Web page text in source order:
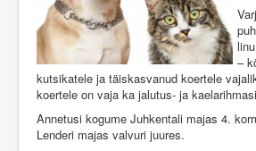
–
kutsikatele ja täiskasvanud koertele
koertele on vaja ka jalutus- ja
Annetusi kogume Juhkentali majas 4.
Lenderi majas valvuri juures.